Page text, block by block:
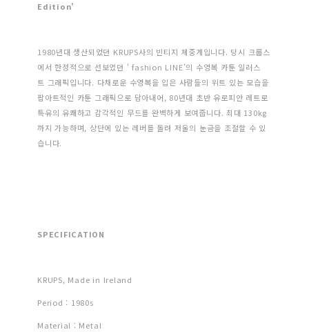
Edition’
1980년대 생산되었던 KRUPS사의 빈티지 체중계입니다. 당시 크룹스
에서 한정적으로 선보였던 ' fashion LINE’의 수영복 카툰 일러스
트 그래픽입니다. 다채로운 수영복을 입은 사람들의 위트 있는 모습을
팝아트적인 카툰 그래픽으로 담아내어, 80년대 초반 유로피안 레트로
특유의 유쾌하고 감각적인 무드를 완벽하게 보여줍니다. 최대 130kg
까지 가능하며, 상단에 있는 레버를 돌려 저울의 눈금을 조절할 수 있
습니다.
SPECIFICATION
KRUPS, Made in Ireland
Period : 1980s
Material : Metal